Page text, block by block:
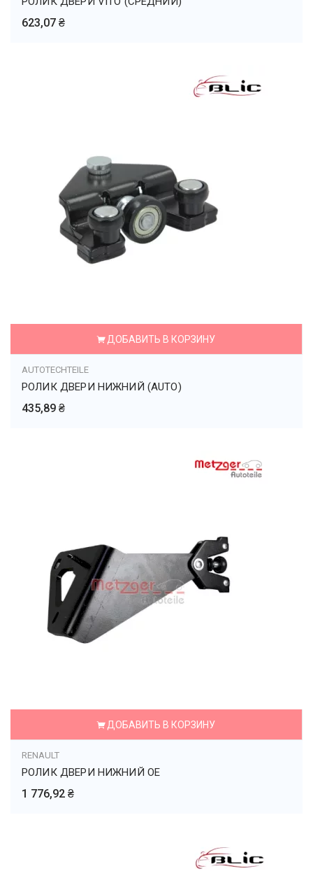
623,07 ₴
ДОБАВИТЬ В КОРЗИНУ
AUTOTECHTEILE
РОЛИК ДВЕРИ НИЖНИЙ (AUTO)
435,89 ₴
ДОБАВИТЬ В КОРЗИНУ
RENAULT
РОЛИК ДВЕРИ НИЖНИЙ OE
1 776,92 ₴